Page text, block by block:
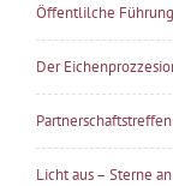
Öffentlilche
Der
Licht aus – Sterne